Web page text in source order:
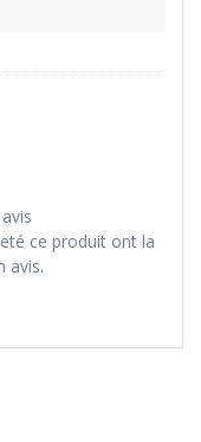
ce produit ont la
avis.